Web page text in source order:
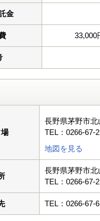
金
33,000
長野県茅野市北
TEL：0266-67-
地図を見る
長野県茅野市北
TEL：0266-67-
TEL：0266-67-